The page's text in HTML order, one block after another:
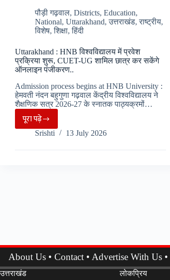
क्षमताएं
विकसित..
लाइब्रेरी,
NDLI
के
माध्यम
से
1
करोड़
से
अधिक
e-
books
का
पौड़ी गढ़वाल, Districts, Education,
National, Uttarakhand,उत्तराखंड,राष्ट्रीय,
विशेष,शिक्षा,हिंदी
Uttarakhand : HNB विश्वविद्यालय में प्रवेश
प्रक्रिया शुरू, CUET-UG शामिल छात्र कर सकेंगे
ऑनलाइन पंजीकरण..
Admission process begins at HNB University :
हेमवती नंदन बहुगुणा गढ़वाल केंद्रीय विश्वविद्यालय ने
शैक्षणिक सत्र 2026-27 के स्नातक पाठ्यक्रमों…
पूरा पढ़ेUttarakhand
:
HNB
शामिल
छात्र
Srishti 13 July 2026
About Us • Contact • Advertise With Us •
उत्तराखंड लोकप्रिय